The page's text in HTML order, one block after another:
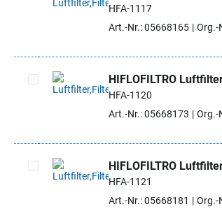
Artikel auswählen
HFA-1117
Art.-Nr.: 05668165
Org.-
Artikel auswählen
HIFLOFILTRO
HFA-1120
Art.-Nr.: 05668173
Org.-
Artikel auswählen
HIFLOFILTRO
HFA-1121
Art.-Nr.: 05668181
Org.-